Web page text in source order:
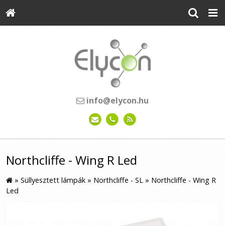
info@elycon.hu
Northcliffe - Wing R Led
» Süllyesztett lámpák » Northcliffe - SL » Northcliffe - Wing R
Led